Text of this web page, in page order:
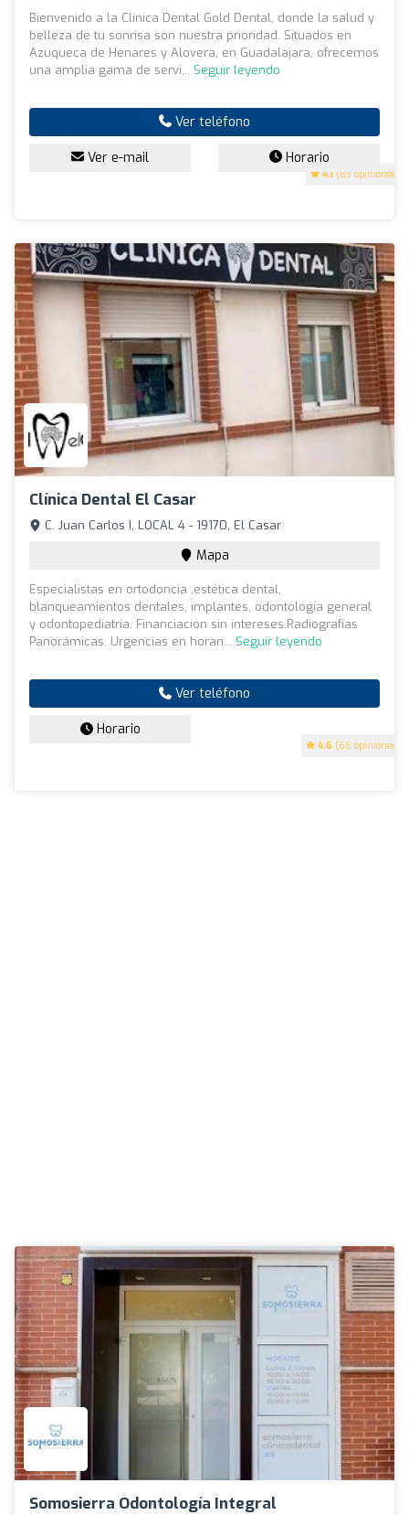
4.1 (83 opiniones)
Bienvenido a la Clínica Dental Gold Dental, donde la salud y
belleza de tu sonrisa son nuestra prioridad. Situados en
Azuqueca de Henares y Alovera, en Guadalajara, ofrecemos
una amplia gama de servi... Seguir leyendo
Ver teléfono
Ver e-mail Horario
Clínica Dental El Casar
4.6 (66 opiniones)
C. Juan Carlos I, LOCAL 4 - 19170, El Casar
Mapa
Especialistas en ortodoncia ,estética dental,
blanqueamientos dentales, implantes, odontología general
y odontopediatría. Financiación sin intereses.Radiografías
Panorámicas. Urgencias en horari... Seguir leyendo
Ver teléfono
Horario
Somosierra Odontología Integral